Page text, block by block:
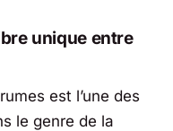
unique entre
est l’une des
le genre de la